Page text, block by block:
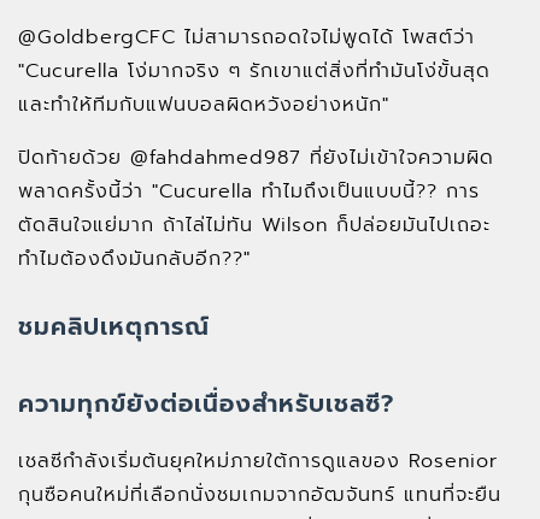
@GoldbergCFC ไม่สามารถอดใจไม่พูดได้ โพสต์ว่า
"Cucurella โง่มากจริง ๆ รักเขาแต่สิ่งที่ทำมันโง่ขั้นสุด
และทำให้ทีมกับแฟนบอลผิดหวังอย่างหนัก"
ปิดท้ายด้วย @fahdahmed987 ที่ยังไม่เข้าใจความผิด
พลาดครั้งนี้ว่า "Cucurella ทำไมถึงเป็นแบบนี้?? การ
ตัดสินใจแย่มาก ถ้าไล่ไม่ทัน Wilson ก็ปล่อยมันไปเถอะ
ทำไมต้องดึงมันกลับอีก??"
ชมคลิปเหตุการณ์
ความทุกข์ยังต่อเนื่องสำหรับเชลซี?
เชลซีกำลังเริ่มต้นยุคใหม่ภายใต้การดูแลของ Rosenior
กุนซือคนใหม่ที่เลือกนั่งชมเกมจากอัฒจันทร์ แทนที่จะยืน